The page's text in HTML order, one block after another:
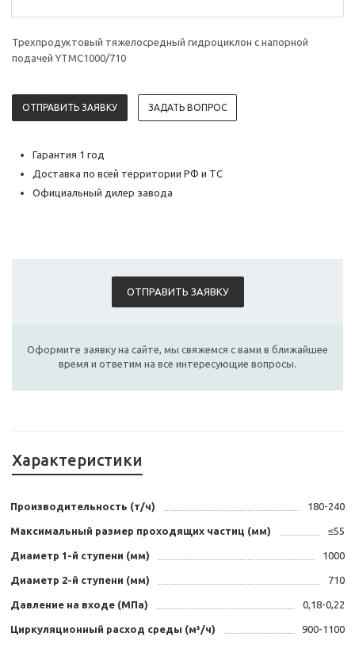
Трехпродуктовый тяжелосредный гидроциклон с напорной
подачей YTMC1000/710
ОТПРАВИТЬ ЗАЯВКУ ЗАДАТЬ ВОПРОС
Гарантия 1 год
Доставка по всей территории РФ и ТС
Официальный дилер завода
ОТПРАВИТЬ ЗАЯВКУ
Оформите заявку на сайте, мы свяжемся с вами в ближайшее
время и ответим на все интересующие вопросы.
Характеристики
Производительность (т/ч) 180-240
Максимальный размер проходящих частиц (мм) ≤55
Диаметр 1-й ступени (мм) 1000
Диаметр 2-й ступени (мм) 710
Давление на входе (МПа) 0,18-0,22
Циркуляционный расход среды (м³/ч) 900-1100